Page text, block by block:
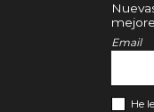
Email
He